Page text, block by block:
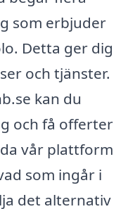
som erbjuder
Detta ger dig
och tjänster.
kan du
och få offerter
vår plattform
som ingår i
det alternativ